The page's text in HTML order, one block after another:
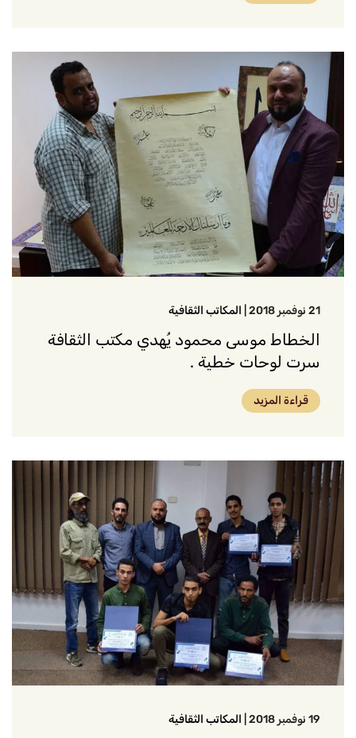
21 نوفمبر 2018 المكاتب الثقافية
الخطاط موسى محمود يُهدي مكتب الثقافة
سرت لوحات خطية .
قراءة المزيد
19 نوفمبر 2018 المكاتب الثقافية